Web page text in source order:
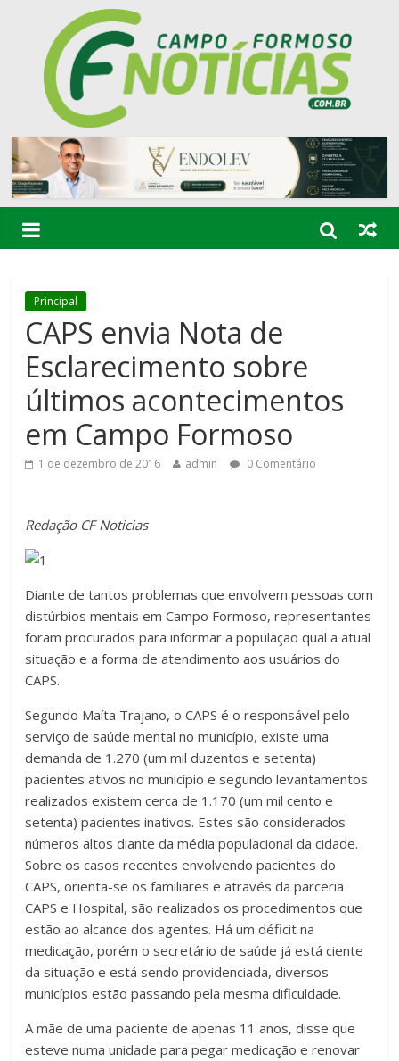
Principal
CAPS envia Nota de
Esclarecimento sobre
últimos acontecimentos
em Campo Formoso
1 de dezembro de 2016 admin 0 Comentário
Redação CF Noticias
Diante de tantos problemas que envolvem pessoas com
distúrbios mentais em Campo Formoso, representantes
foram procurados para informar a população qual a atual
situação e a forma de atendimento aos usuários do
CAPS.
Segundo Maíta Trajano, o CAPS é o responsável pelo
serviço de saúde mental no município, existe uma
demanda de 1.270 (um mil duzentos e setenta)
pacientes ativos no município e segundo levantamentos
realizados existem cerca de 1.170 (um mil cento e
setenta) pacientes inativos. Estes são considerados
números altos diante da média populacional da cidade.
Sobre os casos recentes envolvendo pacientes do
CAPS, orienta-se os familiares e através da parceria
CAPS e Hospital, são realizados os procedimentos que
estão ao alcance dos agentes. Há um déficit na
medicação, porém o secretário de saúde já está ciente
da situação e está sendo providenciada, diversos
municípios estão passando pela mesma dificuldade.
A mãe de uma paciente de apenas 11 anos, disse que
esteve numa unidade para pegar medicação e renovar